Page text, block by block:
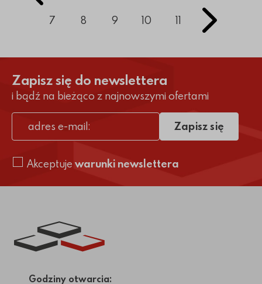
7 8 9 10 11
Zapisz się do newslettera
i bądź na bieżąco z najnowszymi ofertami
adres e-mail
Akceptuje warunki newslettera
Zapisz się
Link do strony głównej
Godziny otwarcia: